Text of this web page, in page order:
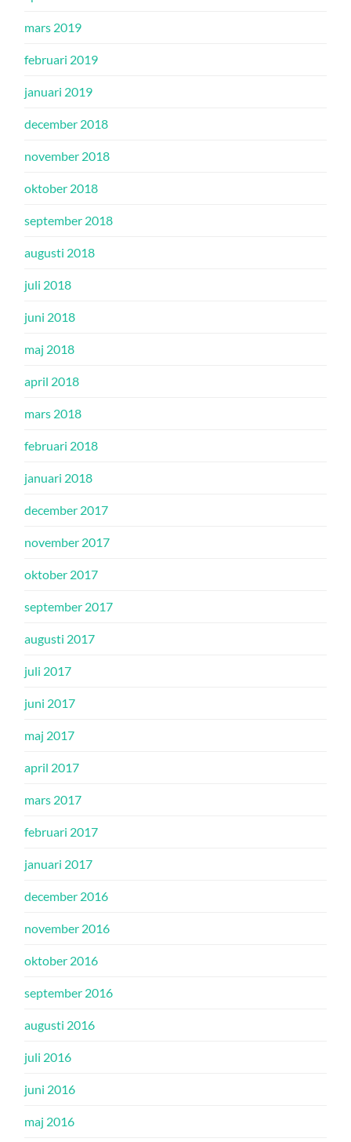
mars 2019
februari 2019
januari 2019
december 2018
november 2018
oktober 2018
september 2018
augusti 2018
juli 2018
juni 2018
maj 2018
april 2018
mars 2018
februari 2018
januari 2018
december 2017
november 2017
oktober 2017
september 2017
augusti 2017
juli 2017
juni 2017
maj 2017
april 2017
mars 2017
februari 2017
januari 2017
december 2016
november 2016
oktober 2016
september 2016
augusti 2016
juli 2016
juni 2016
maj 2016